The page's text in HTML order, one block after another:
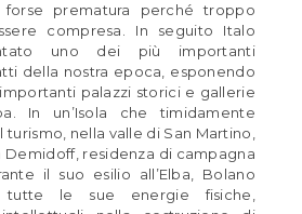
prematura perché troppo
compresa. In seguito Italo
uno dei più importanti
della nostra epoca, esponendo
palazzi storici e gallerie
In un’Isola che timidamente
turismo, nella valle di San Martino,
Demidoff, residenza di campagna
il suo esilio all’Elba, Bolano
tutte le sue energie fisiche,